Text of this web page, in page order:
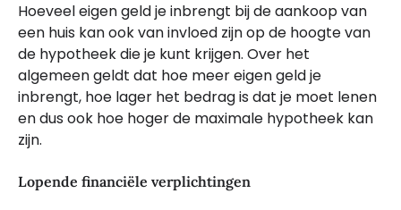
Hoeveel eigen geld je inbrengt bij de aankoop van
een huis kan ook van invloed zijn op de hoogte van
de hypotheek die je kunt krijgen. Over het
algemeen geldt dat hoe meer eigen geld je
inbrengt, hoe lager het bedrag is dat je moet lenen
en dus ook hoe hoger de maximale hypotheek kan
zijn.
Lopende financiële verplichtingen